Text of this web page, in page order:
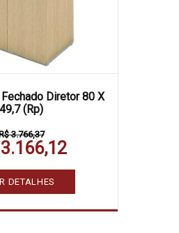
Diretor 80 X
49,7 (Rp)
3.766,37
3.166,12
DETALHES